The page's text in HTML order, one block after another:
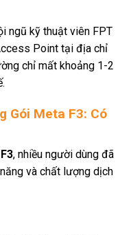
ngũ kỹ thuật viên FPT
Point tại địa chỉ
chỉ mất khoảng 1-2
Gói Meta F3: Có
, nhiều người dùng đã
và chất lượng dịch